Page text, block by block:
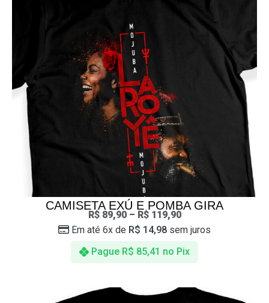
CAMISETA EXÚ E POMBA GIRA
R$89,90– R$119,90
Pague R$ 85,41 no Pix
Em até 6x de R$ 14,98 sem juros